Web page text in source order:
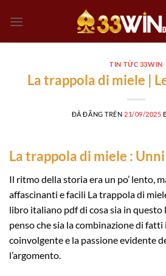
đến
TIN TỨC 33WIN
La trappola di miele |
ĐÃ ĐĂNG TRÊN 21/09/2025
La trappola di miele :
Il ritmo della storia era un po’ lento,
affascinanti e facili La trappola di
libro italiano pdf di cosa sia in questo
penso che sia la combinazione di
coinvolgente e la passione evidente
l’argomento.